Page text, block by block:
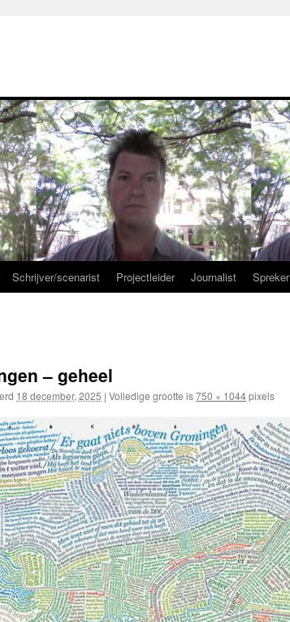
Schrijver/scenarist Projectleider Journalist Spreker
– geheel
18 december, 2025 | Volledige grootte is750 × 1044pixels